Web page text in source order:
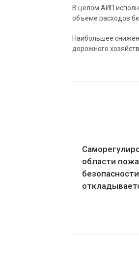
В целом АИП
объеме расходов
Наибольшее
дорожного
области
безопасности